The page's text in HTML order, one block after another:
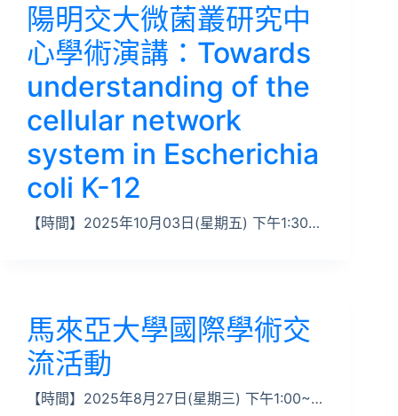
陽明交大微菌叢研究中
心學術演講：Towards
understanding of the
cellular network
system in Escherichia
coli K-12
【時間】2025年10月03日(星期五) 下午1:30…
馬來亞大學國際學術交
流活動
【時間】2025年8月27日(星期三) 下午1:00~…